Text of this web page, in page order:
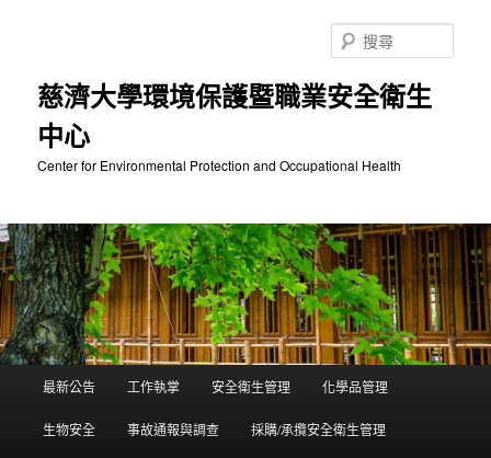
慈濟大學環境保護暨職業安全衛生
中心
Center for Environmental Protection and Occupational Health
尋
最新公告 工作執掌 安全衛生管理 化學品管理
生物安全 事故通報與調查 採購/承攬安全衛生管理